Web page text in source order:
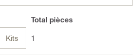
Kits
Total pièces
1